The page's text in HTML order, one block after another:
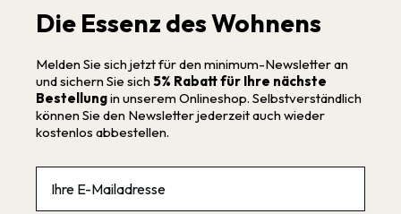
Die Essenz des Wohnens
Melden Sie sich jetzt für den minimum-Newsletter an
und sichern Sie sich 5% Rabatt für Ihre nächste
Bestellungin unserem Onlineshop. Selbstverständlich
können Sie den Newsletter jederzeit auch wieder
kostenlos abbestellen.